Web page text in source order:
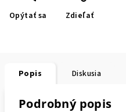
Opýtať sa Zdieľať
Popis Diskusia
Podrobný popis